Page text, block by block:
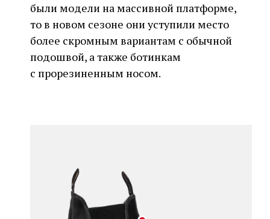
были модели на массивной платформе,
то в новом сезоне они уступили место
более скромным вариантам с обычной
подошвой, а также ботинкам
с прорезиненным носом.